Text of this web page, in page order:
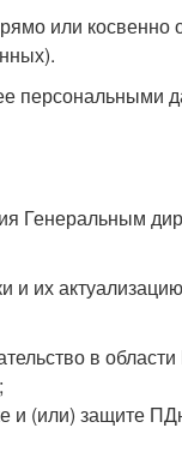
или косвенно
персональными
Генеральным
их
в
и (или) защите